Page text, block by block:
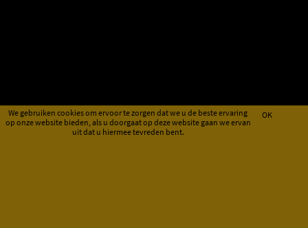
We gebruiken cookies om ervoor te zorgen dat we u de beste ervaring
op onze website bieden, als u doorgaat op deze website gaan we ervan
uit dat u hiermee tevreden bent.
OK